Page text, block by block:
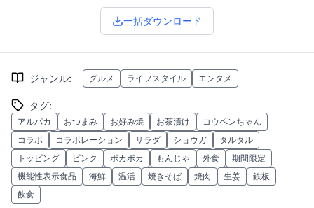
一括ダウンロード
ジャンル: グルメ ライフスタイル エンタメ
タグ:
アルパカ おつまみ お好み焼 お茶漬け
コウペンちゃん
コラボ
コラボレーション サラダ ショウガ
タルタル
トッピング
ピンク ポカポカ もんじゃ 外食
期間限定
機能性表示食品
海鮮 温活 焼きそば 焼肉 生姜
鉄板
飲食